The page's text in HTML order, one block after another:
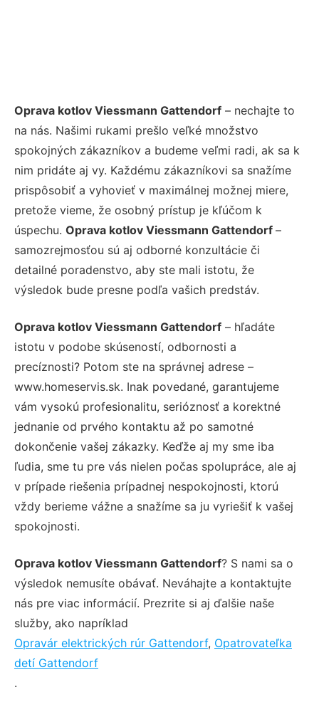
Oprava kotlov Viessmann Gattendorf – nechajte to
na nás. Našimi rukami prešlo veľké množstvo
spokojných zákazníkov a budeme veľmi radi, ak sa k
nim pridáte aj vy. Každému zákazníkovi sa snažíme
prispôsobiť a vyhovieť v maximálnej možnej miere,
pretože vieme, že osobný prístup je kľúčom k
úspechu. Oprava kotlov Viessmann Gattendorf –
samozrejmosťou sú aj odborné konzultácie či
detailné poradenstvo, aby ste mali istotu, že
výsledok bude presne podľa vašich predstáv.
Oprava kotlov Viessmann Gattendorf – hľadáte
istotu v podobe skúseností, odbornosti a
precíznosti? Potom ste na správnej adrese –
www.homeservis.sk. Inak povedané, garantujeme
vám vysokú profesionalitu, serióznosť a korektné
jednanie od prvého kontaktu až po samotné
dokončenie vašej zákazky. Keďže aj my sme iba
ľudia, sme tu pre vás nielen počas spolupráce, ale aj
v prípade riešenia prípadnej nespokojnosti, ktorú
vždy berieme vážne a snažíme sa ju vyriešiť k vašej
spokojnosti.
Oprava kotlov Viessmann Gattendorf? S nami sa o
výsledok nemusíte obávať. Neváhajte a kontaktujte
nás pre viac informácií. Prezrite si aj ďalšie naše
služby, ako napríklad
Opravár elektrických rúr Gattendorf, Opatrovateľka
detí Gattendorf
.